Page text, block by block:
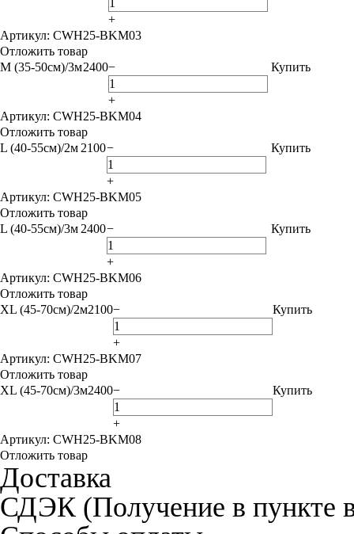
+
Артикул: CWH25-BKM03
Отложить товар
M (35-50см)/3м2400−
+
Купить
Артикул: CWH25-BKM04
Отложить товар
L (40-55см)/2м 2100−
+
Купить
Артикул: CWH25-BKM05
Отложить товар
L (40-55см)/3м 2400−
+
Купить
Артикул: CWH25-BKM06
Отложить товар
XL (45-70см)/2м2100−
+
Купить
Артикул: CWH25-BKM07
Отложить товар
XL (45-70см)/3м2400−
+
Купить
Артикул: CWH25-BKM08
Отложить товар
Доставка
СДЭК (Получение в пункте